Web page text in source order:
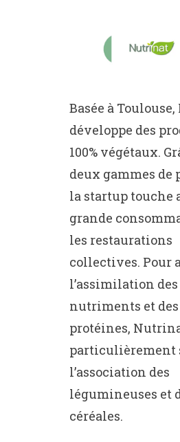
Basée à
développe des
100% végétaux.
deux gammes de
la startup touche
grande
les restaurations
collectives. Pour
l’assimilation des
nutriments et des
protéines,
particulièrement
l’association des
légumineuses et
céréales.